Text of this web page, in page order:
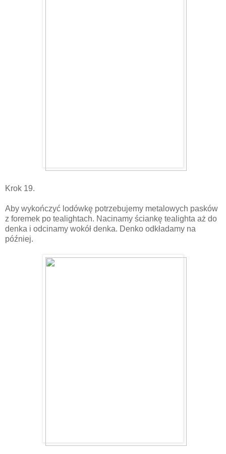
Krok 19.
Aby wykończyć lodówkę potrzebujemy metalowych pasków
z foremek po tealightach. Nacinamy ściankę tealighta aż do
denka i odcinamy wokół denka. Denko odkładamy na
później.